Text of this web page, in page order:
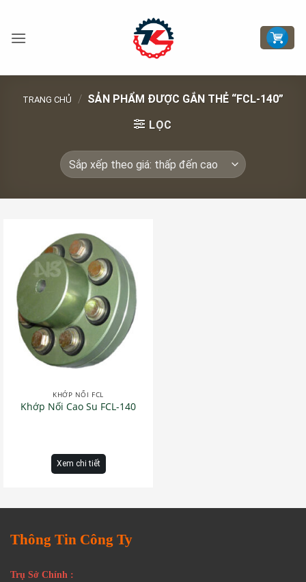
nội
TRANG CHỦ / SẢN PHẨM ĐƯỢC GẮN THẺ “FCL-140”
LỌC
KHỚP NỐI FCL
Khớp Nối Cao Su FCL-140
Xem chi tiết
Thông Tin Công Ty
Trụ Sở Chính :